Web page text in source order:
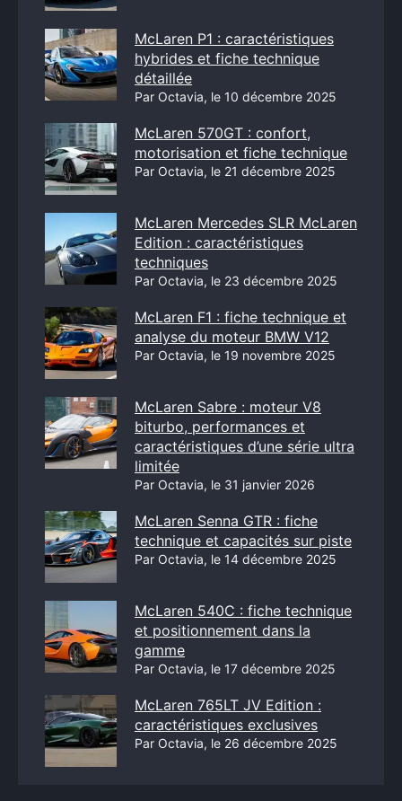
McLaren P1 : caractéristiques
hybrides et fiche technique
détaillée
Par Octavia, le 10 décembre 2025
McLaren 570GT : confort,
motorisation et fiche technique
Par Octavia, le 21 décembre 2025
McLaren Mercedes SLR McLaren
Edition : caractéristiques
techniques
Par Octavia, le 23 décembre 2025
McLaren F1 : fiche technique et
analyse du moteur BMW V12
Par Octavia, le 19 novembre 2025
McLaren Sabre : moteur V8
biturbo, performances et
caractéristiques d’une série ultra
limitée
Par Octavia, le 31 janvier 2026
McLaren Senna GTR : fiche
technique et capacités sur piste
Par Octavia, le 14 décembre 2025
McLaren 540C : fiche technique
et positionnement dans la
gamme
Par Octavia, le 17 décembre 2025
McLaren 765LT JV Edition :
caractéristiques exclusives
Par Octavia, le 26 décembre 2025